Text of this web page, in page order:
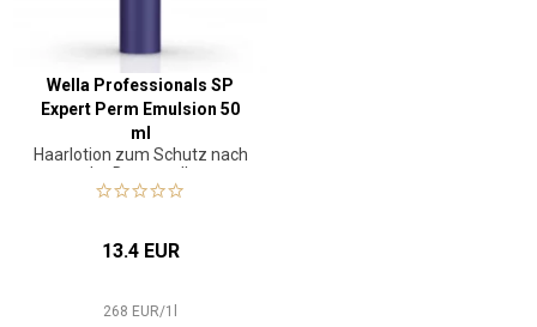
Wella Professionals SP
Expert Perm Emulsion 50
ml
Haarlotion zum Schutz nach
der Dauerwelle
13.4 EUR
268 EUR/1